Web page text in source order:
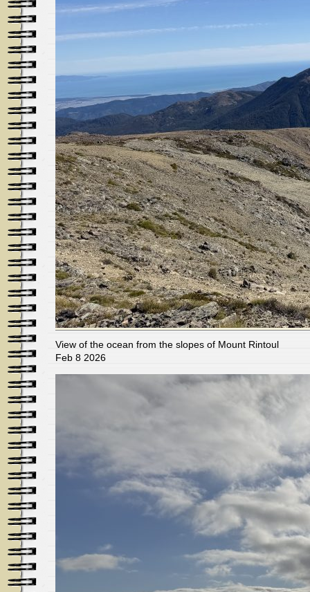
View of the ocean from the slopes of Mount Rintoul
Feb 8 2026